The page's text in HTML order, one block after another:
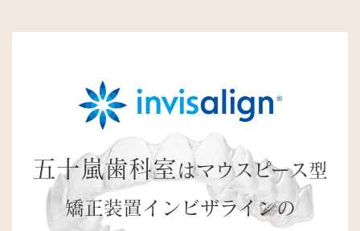
五十嵐歯科室 はマウスピース型
矯正装置インビザラインの